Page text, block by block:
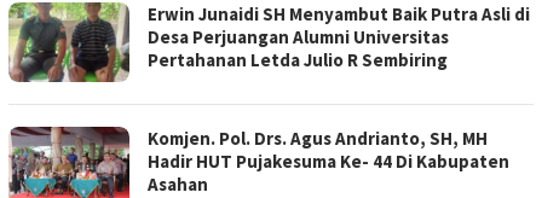
Erwin Junaidi SH Menyambut Baik Putra Asli di
Desa Perjuangan Alumni Universitas
Pertahanan Letda Julio R Sembiring
Komjen. Pol. Drs. Agus Andrianto, SH, MH
Hadir HUT Pujakesuma Ke- 44 Di Kabupaten
Asahan